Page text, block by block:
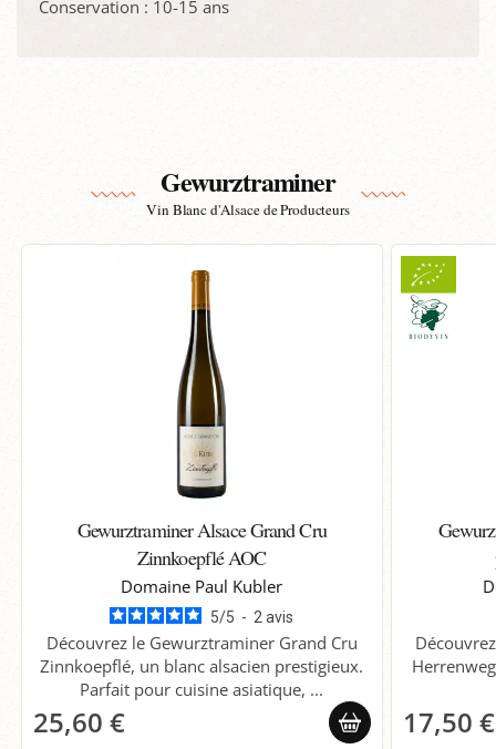
Conservation : 10-15 ans
Gewurztraminer
Vin Blanc d'Alsace de Producteurs
Gewurztraminer Alsace Grand Cru
Zinnkoepflé AOC
Domaine Paul Kubler
5/5 - 2avis
Découvrez le Gewurztraminer Grand Cru
Zinnkoepflé, un blanc alsacien prestigieux.
Parfait pour cuisine asiatique, ...
25,60 € 17,50 €